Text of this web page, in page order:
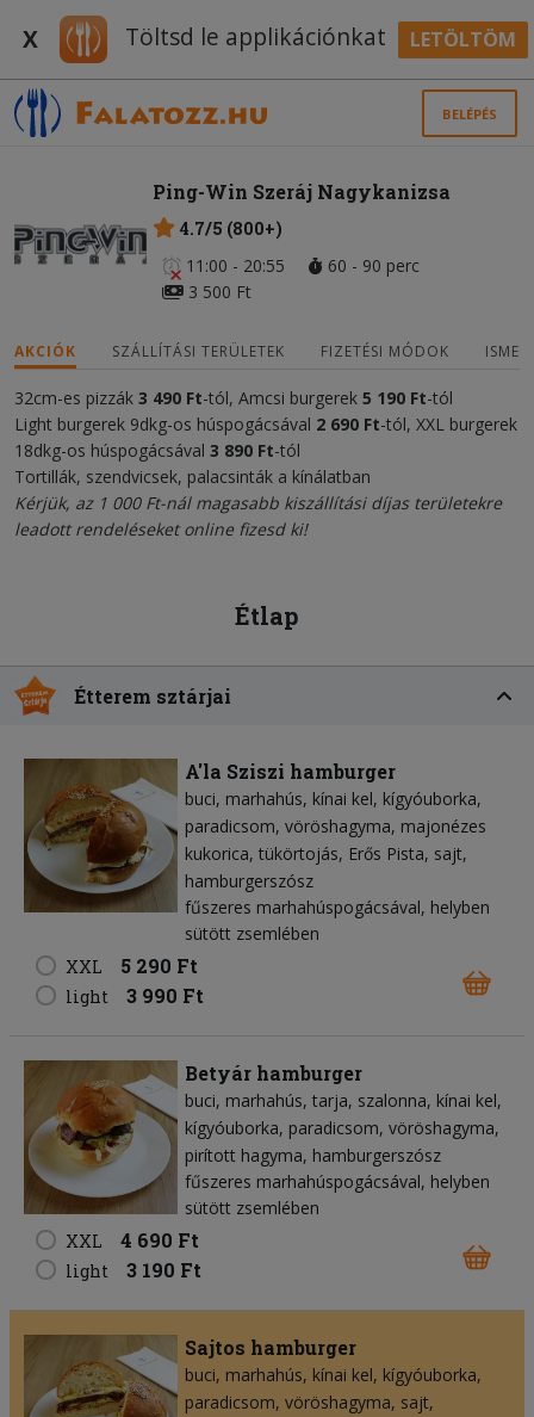
X Töltsd le applikációnkat LETÖLTÖM
BELÉPÉS
Ping-Win Szeráj Nagykanizsa
4.7/5 (800+)
11:00 - 20:55
60 - 90 perc
3 500 Ft
AKCIÓK SZÁLLÍTÁSI TERÜLETEK FIZETÉSI MÓDOK
32cm-es pizzák 3 490 Ft-tól, Amcsi burgerek 5 190 Ft-tól
Light burgerek 9dkg-os húspogácsával 2 690 Ft-tól, XXL burgerek
18dkg-os húspogácsával 3 890 Ft-tól
Tortillák, szendvicsek, palacsinták a kínálatban
Kérjük, az 1 000 Ft-nál magasabb kiszállítási díjas területekre
leadott rendeléseket online fizesd ki!
Étlap
Étterem sztárjai
A'la Sziszi hamburger
buci marhahús kínai kel kígyóuborka
paradicsom vöröshagyma majonézes
kukorica tükörtojás Erős Pista sajt
hamburgerszósz
fűszeres marhahúspogácsával, helyben
sütött zsemlében
XXL
5 290 Ft
light 3 990 Ft
Betyár hamburger
buci marhahús tarja szalonna kínai kel
kígyóuborka paradicsom vöröshagyma
pirított hagyma hamburgerszósz
fűszeres marhahúspogácsával, helyben
sütött zsemlében
XXL
4 690 Ft
light 3 190 Ft
Sajtos hamburger
buci marhahús kínai kel kígyóuborka
paradicsom vöröshagyma sajt